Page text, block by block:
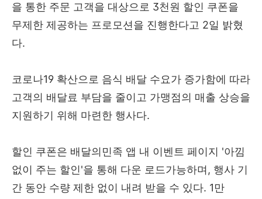
을 통한 주문 고객을 대상으로 3천원 할인 쿠폰을
무제한 제공하는 프로모션을 진행한다고 2일 밝혔
다.
코로나19 확산으로 음식 배달 수요가 증가함에 따라
고객의 배달료 부담을 줄이고 가맹점의 매출 상승을
지원하기 위해 마련한 행사다.
할인 쿠폰은 배달의민족 앱 내 이벤트 페이지 '아낌
없이 주는 할인'을 통해 다운 로드가능하며, 행사 기
간 동안 수량 제한 없이 내려 받을 수 있다. 1만